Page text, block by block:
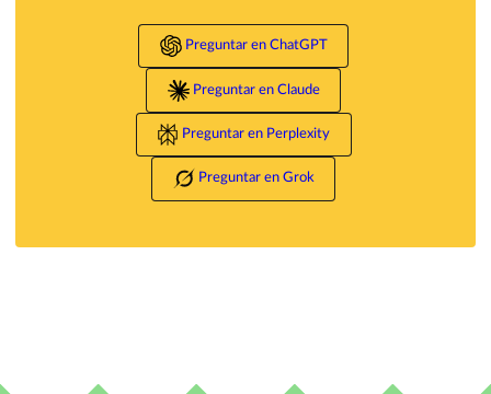
Preguntar en ChatGPT
Preguntar en Claude
Preguntar en Perplexity
Preguntar en Grok